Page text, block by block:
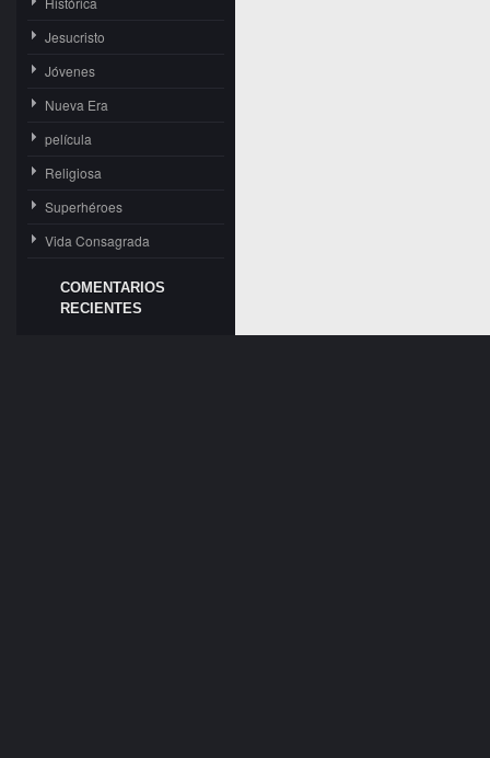
Jesucristo
Jóvenes
Nueva Era
película
Religiosa
Superhéroes
Vida Consagrada
COMENTARIOS
RECIENTES